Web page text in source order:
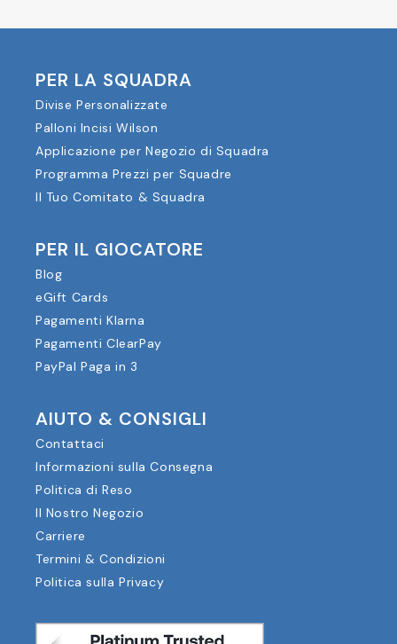
PER LA SQUADRA
Divise Personalizzate
Palloni Incisi Wilson
Applicazione per Negozio di Squadra
Programma Prezzi per Squadre
Il Tuo Comitato & Squadra
PER IL GIOCATORE
Blog
eGift Cards
Pagamenti Klarna
Pagamenti ClearPay
PayPal Paga in 3
AIUTO & CONSIGLI
Contattaci
Informazioni sulla Consegna
Politica di Reso
Il Nostro Negozio
Carriere
Termini & Condizioni
Politica sulla Privacy